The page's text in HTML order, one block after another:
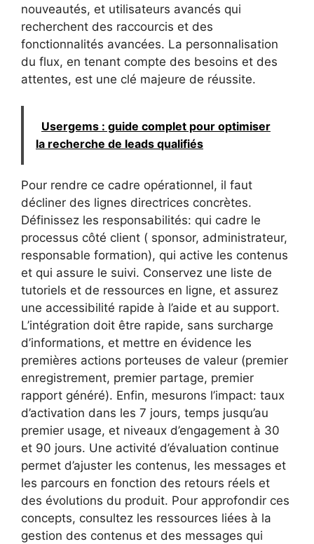
nouveautés, et utilisateurs avancés qui
recherchent des raccourcis et des
fonctionnalités avancées. La personnalisation
du flux, en tenant compte des besoins et des
attentes, est une clé majeure de réussite.
Usergems : guide complet pour optimiser
la recherche de leads qualifiés
Pour rendre ce cadre opérationnel, il faut
décliner des lignes directrices concrètes.
Définissez les responsabilités: qui cadre le
processus côté client ( sponsor, administrateur,
responsable formation), qui active les contenus
et qui assure le suivi. Conservez une liste de
tutoriels et de ressources en ligne, et assurez
une accessibilité rapide à l’aide et au support.
L’intégration doit être rapide, sans surcharge
d’informations, et mettre en évidence les
premières actions porteuses de valeur (premier
enregistrement, premier partage, premier
rapport généré). Enfin, mesurons l’impact: taux
d’activation dans les 7 jours, temps jusqu’au
premier usage, et niveaux d’engagement à 30
et 90 jours. Une activité d’évaluation continue
permet d’ajuster les contenus, les messages et
les parcours en fonction des retours réels et
des évolutions du produit. Pour approfondir ces
concepts, consultez les ressources liées à la
gestion des contenus et des messages qui